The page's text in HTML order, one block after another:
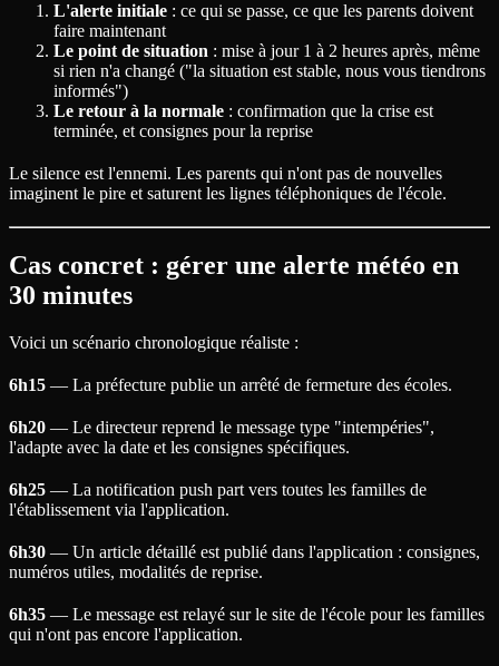
L'alerte initiale : ce qui se passe, ce que les parents doivent
faire maintenant
Le point de situation : mise à jour 1 à 2 heures après, même
si rien n'a changé ("la situation est stable, nous vous tiendrons
informés")
Le retour à la normale : confirmation que la crise est
terminée, et consignes pour la reprise
Le silence est l'ennemi. Les parents qui n'ont pas de nouvelles
imaginent le pire et saturent les lignes téléphoniques de l'école.
Cas concret : gérer une alerte météo en
30 minutes
Voici un scénario chronologique réaliste :
6h15 — La préfecture publie un arrêté de fermeture des écoles.
6h20 — Le directeur reprend le message type "intempéries",
l'adapte avec la date et les consignes spécifiques.
6h25 — La notification push part vers toutes les familles de
l'établissement via l'application.
6h30 — Un article détaillé est publié dans l'application : consignes,
numéros utiles, modalités de reprise.
6h35 — Le message est relayé sur le site de l'école pour les familles
qui n'ont pas encore l'application.